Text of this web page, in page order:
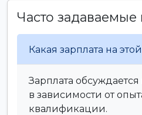
Часто
Какая зарплата на
Зарплата
в зависимости от
квалификации.